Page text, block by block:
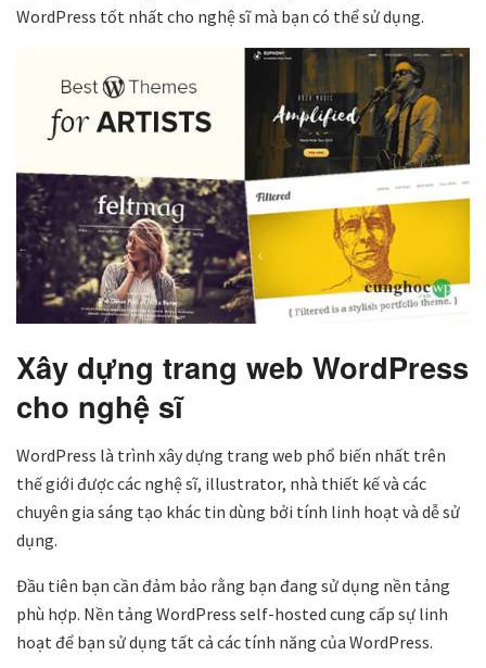
WordPress tốt nhất cho nghệ sĩ mà bạn có thể sử dụng.
Xây dựng trang web WordPress
cho nghệ sĩ
WordPress là trình xây dựng trang web phổ biến nhất trên
thế giới được các nghệ sĩ, illustrator, nhà thiết kế và các
chuyên gia sáng tạo khác tin dùng bởi tính linh hoạt và dễ sử
dụng.
Đầu tiên bạn cần đảm bảo rằng bạn đang sử dụng nền tảng
phù hợp. Nền tảng WordPress self-hosted cung cấp sự linh
hoạt để bạn sử dụng tất cả các tính năng của WordPress.